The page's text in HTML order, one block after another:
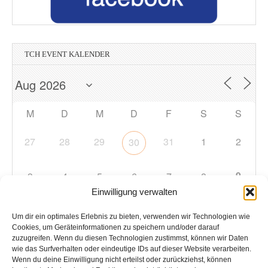
Einwilligung verwalten
Um dir ein optimales Erlebnis zu bieten, verwenden wir Technologien wie
Cookies, um Geräteinformationen zu speichern und/oder darauf
zuzugreifen. Wenn du diesen Technologien zustimmst, können wir Daten
wie das Surfverhalten oder eindeutige IDs auf dieser Website verarbeiten.
Wenn du deine Einwilligung nicht erteilst oder zurückziehst, können
TCH EVENT KALENDER
M D M D F S S
27 28 29 30 31 1 2
3 4 5 6 7 8 9
10 11 12 13 14 15
17 18 19 20 21 22 23